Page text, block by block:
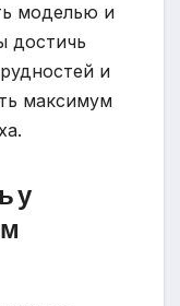
моделью и
достичь
и
максимум
у